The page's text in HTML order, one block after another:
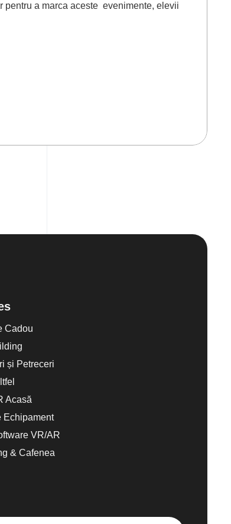
pentru a marca aceste evenimente, elevii
Cadou
și Petreceri
Acasă
Echipament
VR/AR
& Cafenea